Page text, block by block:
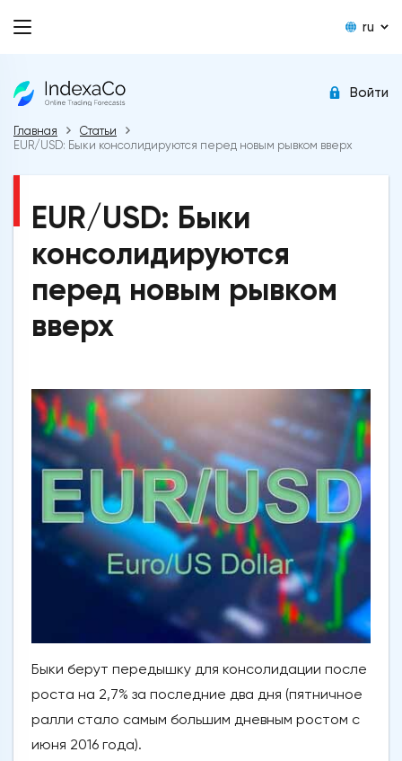
ru
Войти
Главная
Статьи
EUR/USD: Быки консолидируются перед новым рывком вверх
EUR/USD: Быки
консолидируются
перед новым рывком
вверх
Быки берут передышку для консолидации после
роста на 2,7% за последние два дня (пятничное
ралли стало самым большим дневным ростом с
июня 2016 года).